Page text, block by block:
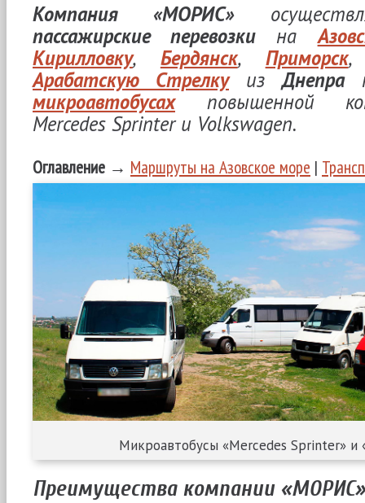
Компания «МОРИС»
пассажирские перевозки на
Кирилловку, Бердянск, Приморск
Арабатскую СтрелкуизДнепра
микроавтобусахповышенной
Mercedes Sprinter и Volkswagen.
Оглавление → Маршруты на Азовское море |
Микроавтобусы «Mercedes Sprinter» и
Преимущества компании «МОРИС»